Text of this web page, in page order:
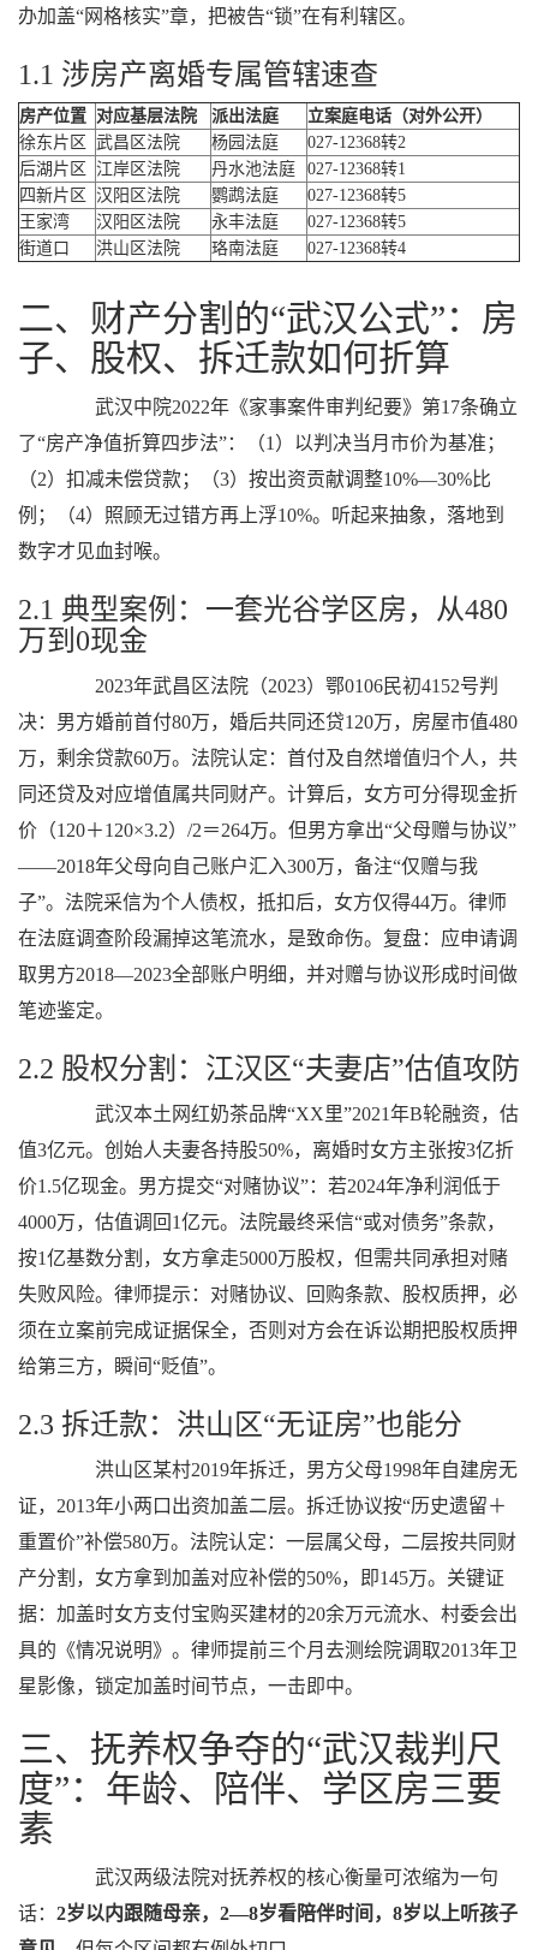
办加盖“网格核实”章，把被告“锁”在有利辖区。
1.1 涉房产离婚专属管辖速查
房产位置 对应基层法院 派出法庭
立案庭电话（对外公开）
徐东片区
武昌区法院 杨园法庭
027-12368转2
后湖片区
江岸区法院 丹水池法庭
027-12368转1
四新片区
汉阳区法院 鹦鹉法庭
027-12368转5
王家湾
汉阳区法院 永丰法庭
027-12368转5
街道口
洪山区法院 珞南法庭 027-12368转4
二、财产分割的“武汉公式”：房
子、股权、拆迁款如何折算
武汉中院2022年《家事案件审判纪要》第17条确立
了“房产净值折算四步法”：（1）以判决当月市价为基准；
（2）扣减未偿贷款；（3）按出资贡献调整10%—30%比
例；（4）照顾无过错方再上浮10%。听起来抽象，落地到
数字才见血封喉。
2.1 典型案例：一套光谷学区房，从480
万到0现金
2023年武昌区法院（2023）鄂0106民初4152号判
决：男方婚前首付80万，婚后共同还贷120万，房屋市值480
万，剩余贷款60万。法院认定：首付及自然增值归个人，共
同还贷及对应增值属共同财产。计算后，女方可分得现金折
价（120＋120×3.2）/2＝264万。但男方拿出“父母赠与协议”
——2018年父母向自己账户汇入300万，备注“仅赠与我
子”。法院采信为个人债权，抵扣后，女方仅得44万。律师
在法庭调查阶段漏掉这笔流水，是致命伤。复盘：应申请调
取男方2018—2023全部账户明细，并对赠与协议形成时间做
笔迹鉴定。
2.2 股权分割：江汉区“夫妻店”估值攻防
武汉本土网红奶茶品牌“XX里”2021年B轮融资，估
值3亿元。创始人夫妻各持股50%，离婚时女方主张按3亿折
价1.5亿现金。男方提交“对赌协议”：若2024年净利润低于
4000万，估值调回1亿元。法院最终采信“或对债务”条款，
按1亿基数分割，女方拿走5000万股权，但需共同承担对赌
失败风险。律师提示：对赌协议、回购条款、股权质押，必
须在立案前完成证据保全，否则对方会在诉讼期把股权质押
给第三方，瞬间“贬值”。
2.3 拆迁款：洪山区“无证房”也能分
洪山区某村2019年拆迁，男方父母1998年自建房无
证，2013年小两口出资加盖二层。拆迁协议按“历史遗留＋
重置价”补偿580万。法院认定：一层属父母，二层按共同财
产分割，女方拿到加盖对应补偿的50%，即145万。关键证
据：加盖时女方支付宝购买建材的20余万元流水、村委会出
具的《情况说明》。律师提前三个月去测绘院调取2013年卫
星影像，锁定加盖时间节点，一击即中。
三、抚养权争夺的“武汉裁判尺
度”：年龄、陪伴、学区房三要
素
武汉两级法院对抚养权的核心衡量可浓缩为一句
话： 2岁以内跟随母亲，2—8岁看陪伴时间，8岁以上听孩子